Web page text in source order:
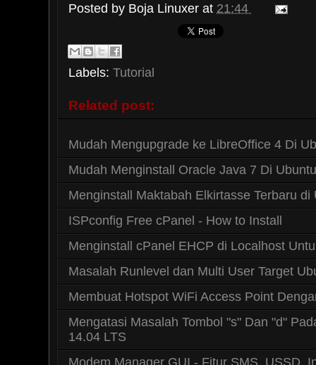
Posted by Boja Linuxer at 21:44
Labels: Tutorial
Related post:
Mudah Mengupgrade ke LibreOffice 4 Di
Mudah Menginstall Oracle Java 7 Di Ubuntu
Menginstall Maktabah Elkirtasse Terbaru di
ISPconfig Free cPanel - How to Install
Menginstall cPanel EHCP di Localhost
Masalah Runlevel dan Multi User Target
Membuat Hotspot WiFi Access Point
Mengatasi Masalah Tombol "s" Dan "d"
14.04 LTS